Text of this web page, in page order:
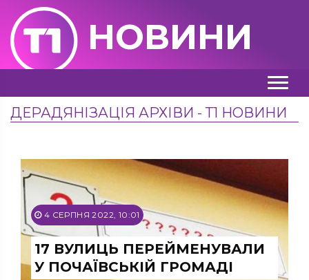
НОВИНИ
ДЕРАДЯНІЗАЦІЯ АРХІВИ - Т1 НОВИНИ
4 СЕРПНЯ 2022, 10:01
17 ВУЛИЦЬ ПЕРЕЙМЕНУВАЛИ
У ПОЧАЇВСЬКІЙ ГРОМАДІ